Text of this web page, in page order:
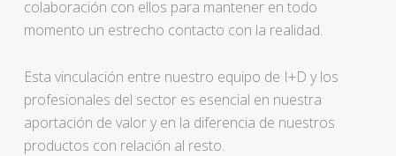
colaboración con ellos para mantener en todo
momento un estrecho contacto con la realidad.
Esta vinculación entre nuestro equipo de I+D y los
profesionales del sector es esencial en nuestra
aportación de valor y en la diferencia de nuestros
productos con relación al resto.